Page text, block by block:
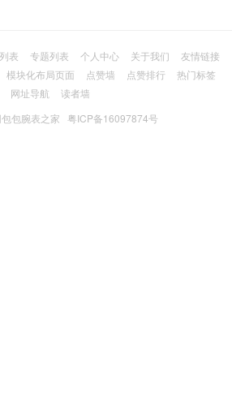
表 专题列表 个人中心 关于我们
友情链接
模块化布局页面 点赞墙 点赞排行
热门标签
网址导航
读者墙
包腕表之家 粤ICP备16097874号